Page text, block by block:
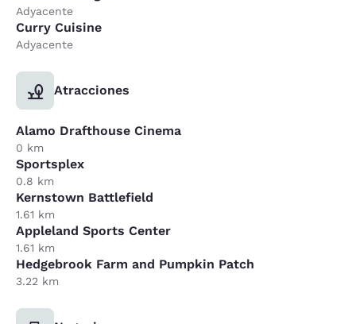
Adyacente
Curry Cuisine
Adyacente
Atracciones
Alamo Drafthouse Cinema
0 km
Sportsplex
0.8 km
Kernstown Battlefield
1.61 km
Appleland Sports Center
1.61 km
Hedgebrook Farm and Pumpkin Patch
3.22 km